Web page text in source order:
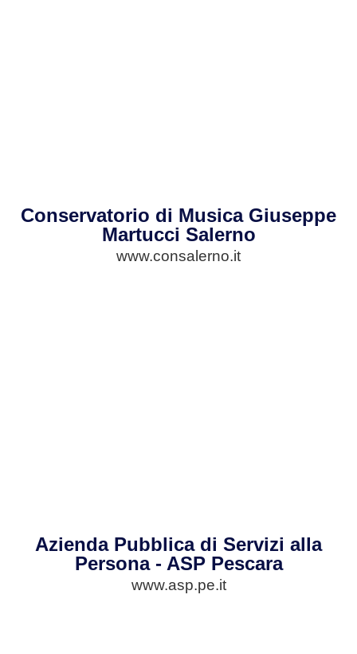
Conservatorio di Musica Giuseppe
Martucci Salerno
www.consalerno.it
Azienda Pubblica di Servizi alla
Persona - ASP Pescara
www.asp.pe.it